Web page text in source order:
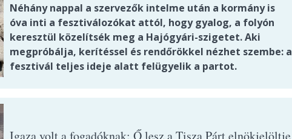
Néhány nappal a szervezők intelme után a kormány is
óva inti a fesztiválozókat attól, hogy gyalog, a folyón
keresztül közelítsék meg a Hajógyári-szigetet. Aki
megpróbálja, kerítéssel és rendőrökkel nézhet szembe: a
fesztivál teljes ideje alatt felügyelik a partot.
Igaza volt a fogadóknak: Ő lesz a Tisza Párt elnökjelöltje